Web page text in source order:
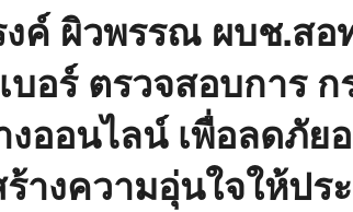
ค์ ผิวพรรณ ผบช.สอ
บอร์ ตรวจสอบการ
งออนไลน์ เพื่อลดภัย
างความอุ่นใจให้ปร